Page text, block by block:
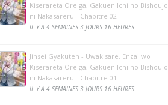
Kiserareta Ore ga, Gakuen Ichi no Bishoujo
ni Nakasareru - Chapitre 02
IL Y A 4 SEMAINES 3 JOURS 16 HEURES
Jinsei Gyakuten - Uwakisare, Enzai wo
Kiserareta Ore ga, Gakuen Ichi no Bishoujo
ni Nakasareru - Chapitre 01
IL Y A 4 SEMAINES 3 JOURS 16 HEURES